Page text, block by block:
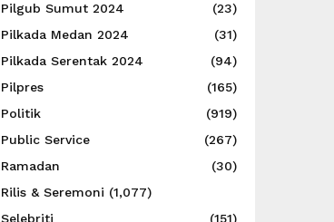
Pilgub Sumut 2024
(23)
Pilkada Medan 2024
(31)
Pilkada Serentak 2024
(94)
Pilpres
(165)
Politik
(919)
Public Service
(267)
Ramadan
(30)
Rilis & Seremoni (1,077)
Selebriti
(151)